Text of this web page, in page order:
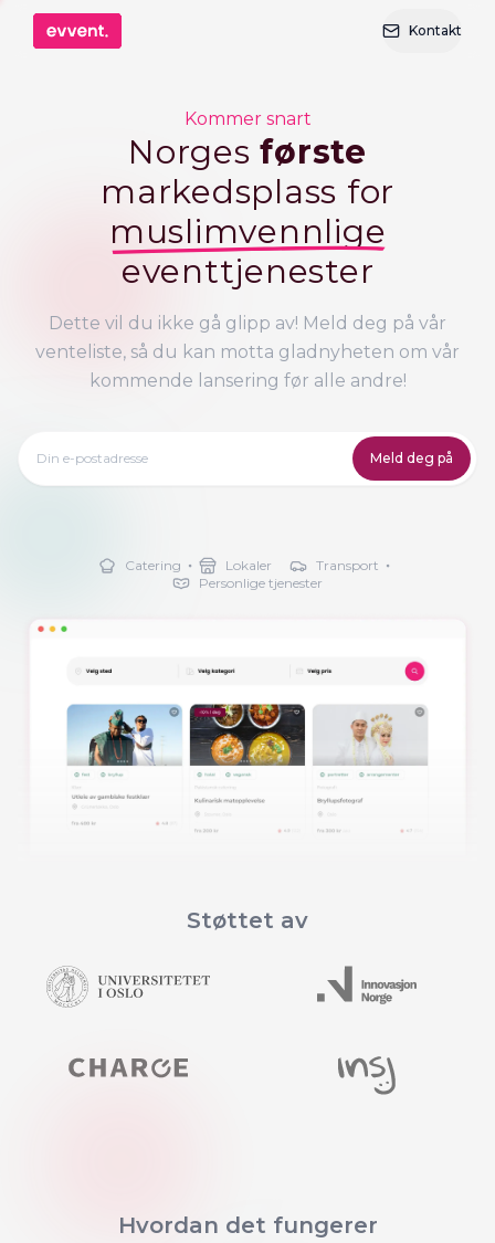
Kontakt
Kommer snart
Norgesførste
markedsplass for
muslimvennlige
eventtjenester
Dette vil du ikke gå glipp av! Meld deg på vår
venteliste, så du kan motta gladnyheten om vår
kommende lansering før alle andre!
Meld deg på
Catering Lokaler
Transport
Personlige tjenester
Støttet av
Hvordan det fungerer